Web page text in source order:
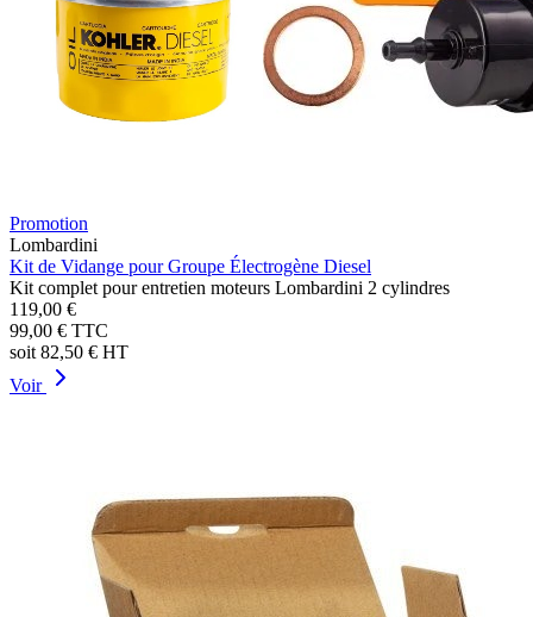
Promotion
Lombardini
Kit de Vidange pour Groupe Électrogène Diesel
Kit complet pour entretien moteurs Lombardini 2 cylindres
119,00 €
99,00 € TTC
soit 82,50 € HT
Voir